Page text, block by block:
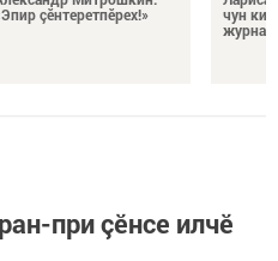
çӗнтеретпӗрех!»
чун
при çӗнсе илчӗ